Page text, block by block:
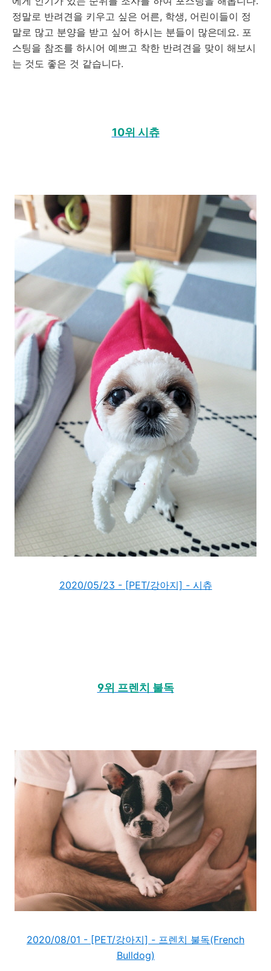
정말로 반려견을 키우고 싶은 어른, 학생, 어린이들이 정
말로 많고 분양을 받고 싶어 하시는 분들이 많은데요. 포
스팅을 참조를 하시어 예쁘고 착한 반려견을 맞이 해보시
는 것도 좋은 것 같습니다.
10위 시츄
2020/05/23 - [PET/강아지] - 시츄
9위 프렌치 불독
2020/08/01 - [PET/강아지] - 프렌치 불독(French
Bulldog)